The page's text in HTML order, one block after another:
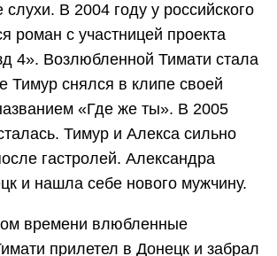
В 2004 году у российского
роман с участницей проекта
4». Возлюбленной Тимати стала
Тимур снялся в клипе своей
«Где же ты». В 2005
Тимур и Алекса сильно
гастролей. Александра
и нашла себе нового мужчину.
времени влюбленные
прилетел в Донецк и забрал